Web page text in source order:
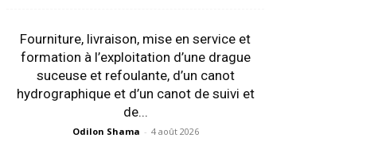
Fourniture, livraison, mise en service et
formation à l’exploitation d’une drague
suceuse et refoulante, d’un canot
hydrographique et d’un canot de suivi et
de...
Odilon Shama - 4 août 2026